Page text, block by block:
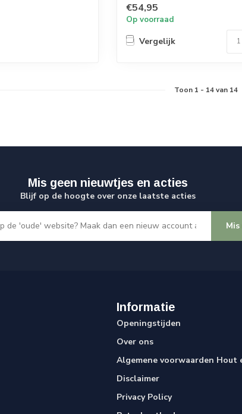
€54,95
Op voorraad
Vergelijk
Toon 1 - 14van 14
Mis geen nieuwtjes en acties
Blijf op de hoogte over onze laatste acties
Informatie
Openingstijden
Over ons
Algemene voorwaarden Hout
Disclaimer
Privacy Policy